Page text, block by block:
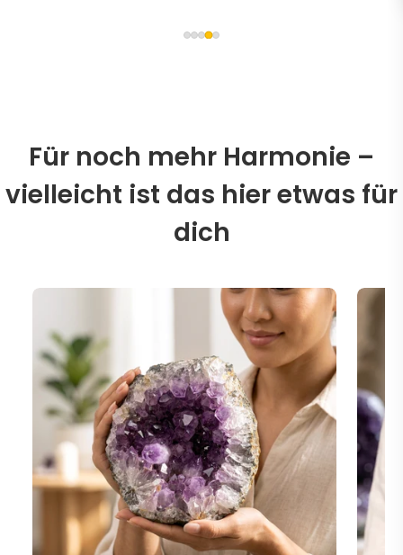
Für noch mehr Harmonie –
vielleicht ist das hier etwas für
dich